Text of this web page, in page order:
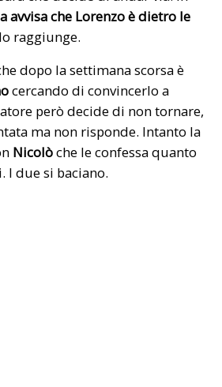
avvisa che Lorenzo è dietro le
raggiunge.
dopo la settimana scorsa è
cercando di convincerlo a
però decide di non tornare,
ma non risponde. Intanto la
Nicolòche le confessa quanto
I due si baciano.